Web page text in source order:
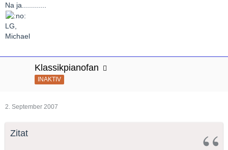
Na ja............
LG,
Michael
Klassikpianofan
INAKTIV
2. September 2007
Zitat